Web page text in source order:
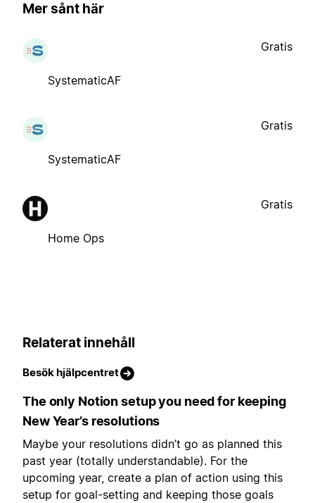
Mer sånt här
SystematicAF
Gratis
SystematicAF
Gratis
Home Ops
Gratis
Relaterat innehåll
Besök hjälpcentret
The only Notion setup you need for keeping
New Year’s resolutions
Maybe your resolutions didn’t go as planned this
past year (totally understandable). For the
upcoming year, create a plan of action using this
setup for goal-setting and keeping those goals